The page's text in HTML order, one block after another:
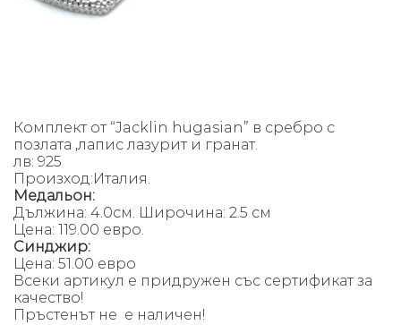
Комплект от “Jacklin hugasian” в сребро с
позлата ,лапис лазурит и гранат.
лв: 925
Произход:Италия.
Медальон:
Дължина: 4.0см. Широчина: 2.5 см
Цена: 119.00 евро.
Синджир:
Цена: 51.00 евро
Всеки артикул е придружен със сертификат за
качество!
Пръстенът не е наличен!